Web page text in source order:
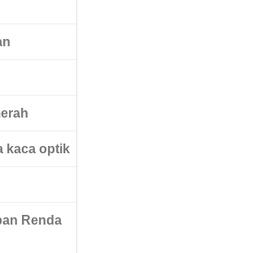
kaca optik
Renda